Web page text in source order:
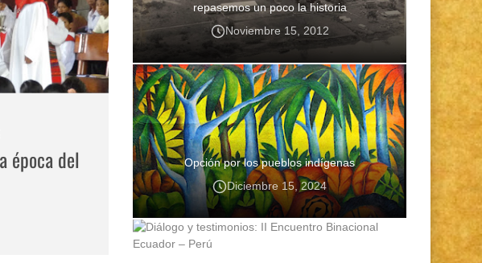
época del
repasemos un poco la historia
Noviembre 15, 2012
Opción por los pueblos indígenas
Diciembre 15, 2024